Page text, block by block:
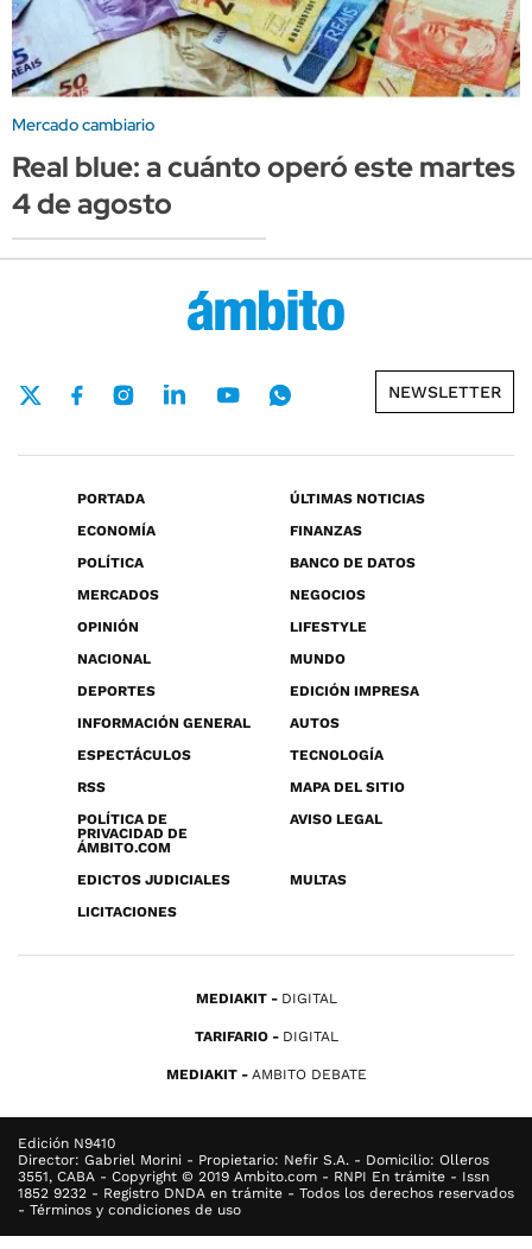
Mercado cambiario
Real blue: a cuánto operó este martes
4 de agosto
NEWSLETTER
PORTADA
ÚLTIMAS NOTICIAS
ECONOMÍA
FINANZAS
POLÍTICA
BANCO DE DATOS
MERCADOS
NEGOCIOS
OPINIÓN
LIFESTYLE
NACIONAL
MUNDO
DEPORTES
EDICIÓN IMPRESA
INFORMACIÓN GENERAL
AUTOS
ESPECTÁCULOS
TECNOLOGÍA
RSS
MAPA DEL SITIO
POLÍTICA DE
PRIVACIDAD DE
ÁMBITO.COM
AVISO LEGAL
EDICTOS JUDICIALES
MULTAS
LICITACIONES
MEDIAKIT DIGITAL
TARIFARIO DIGITAL
MEDIAKIT AMBITO DEBATE
Edición N9410
Director: Gabriel Morini - Propietario: Nefir S.A. - Domicilio: Olleros
3551, CABA - Copyright © 2019 Ambito.com - RNPI En trámite - Issn
1852 9232 - Registro DNDA en trámite - Todos los derechos reservados
- Términos y condiciones de uso